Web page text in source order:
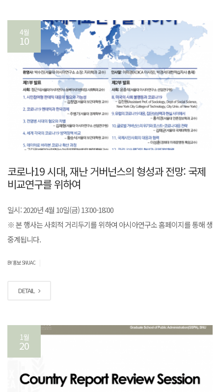
4월
10
코로나19 시대, 재난 거버넌스의 형성과 전망: 국제
비교연구를 위하여
일시: 2020년 4월 10일(금) 13:00-18:00
※ 본 행사는 사회적 거리두기를 위하여 아시아연구소 홈페이지를 통해 생
중계됩니다.
BY 홍보 SNUAC
DETAIL
1월
20